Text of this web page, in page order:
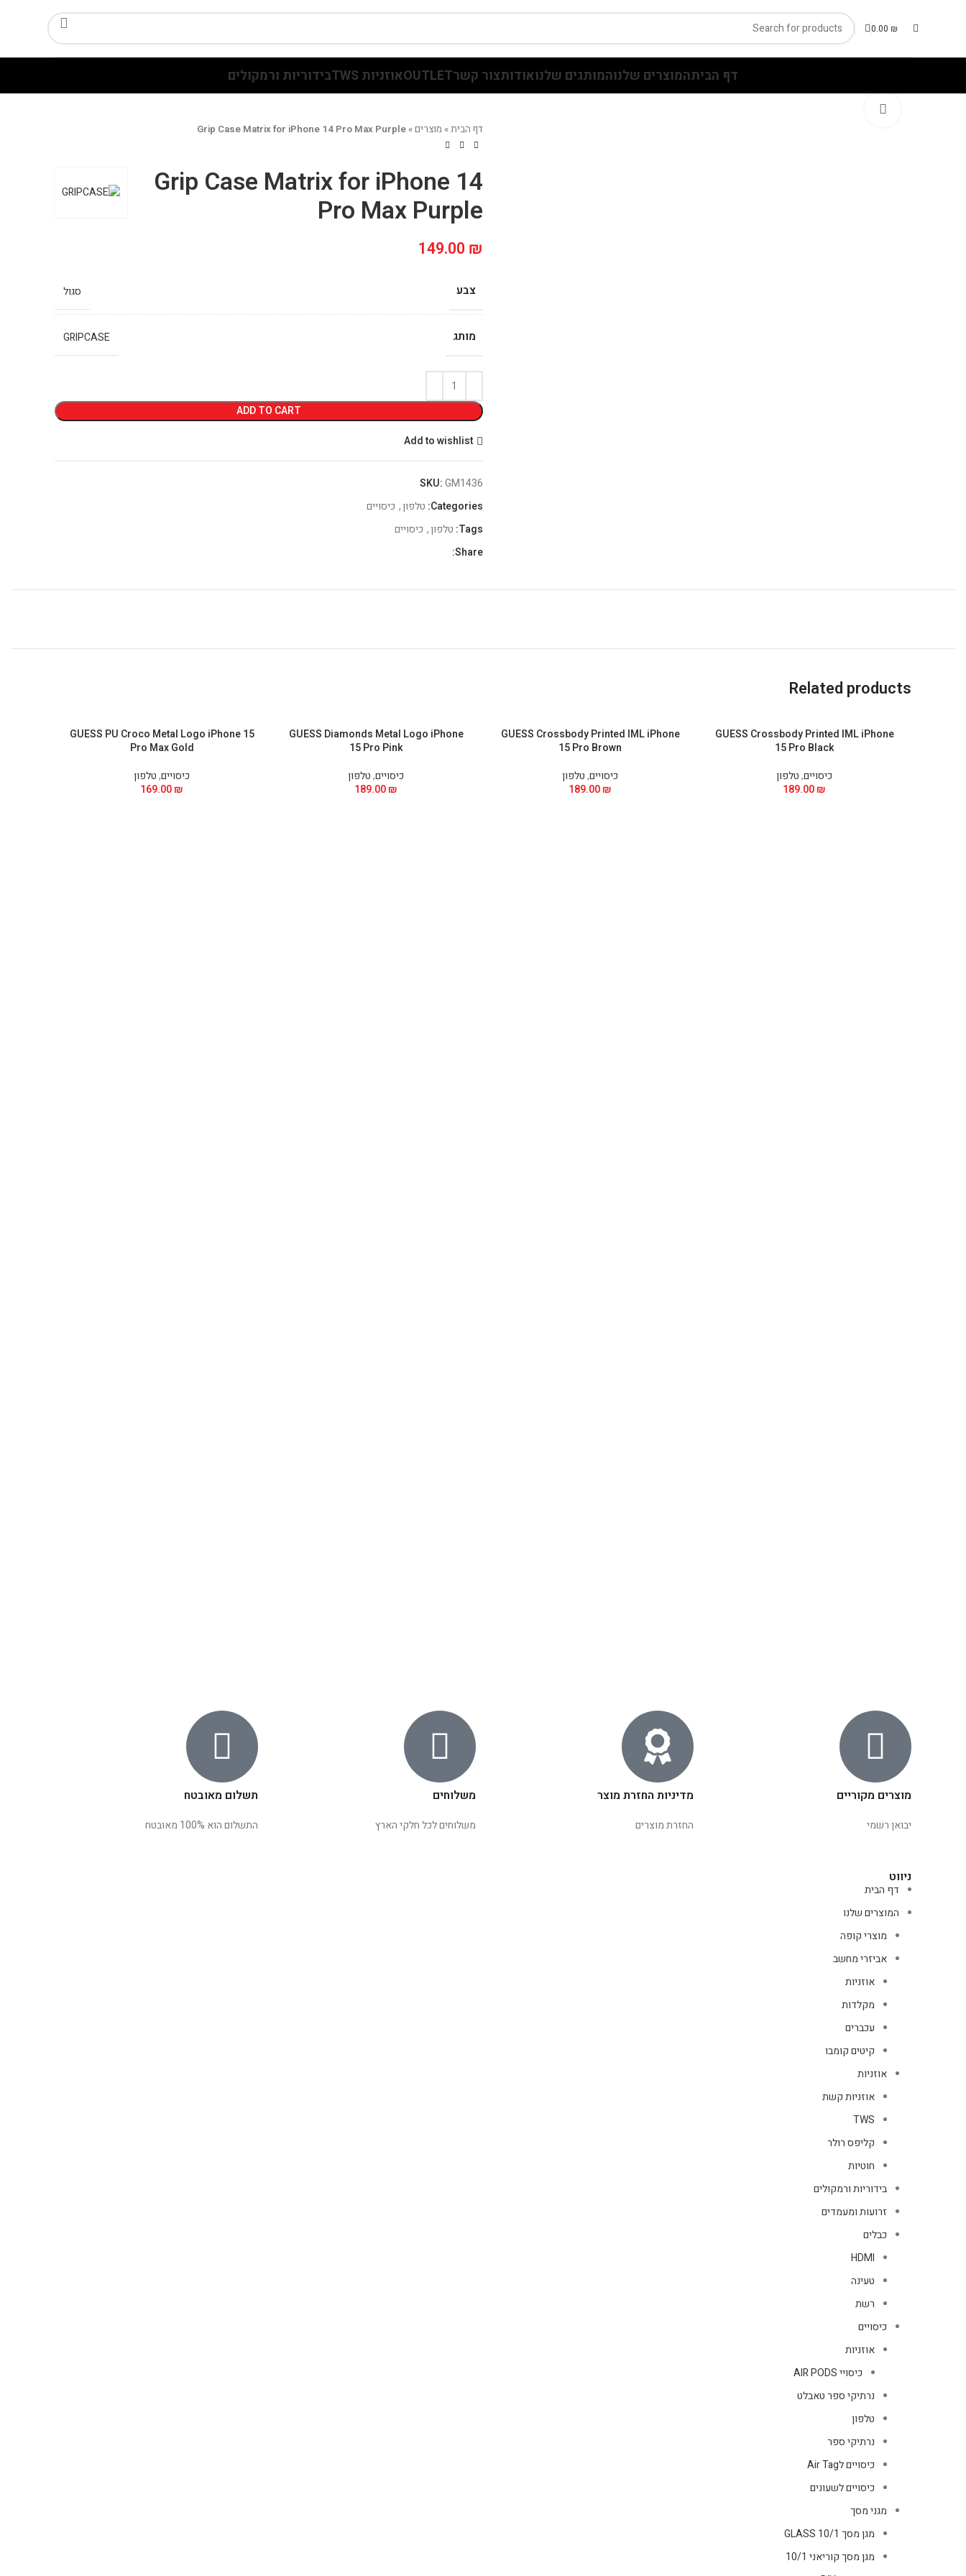
0.00 ₪
דף הביתהמוצרים שלנוהמותגים שלנואודותצור קשרOUTLETאוזניות TWS בידוריות ורמקולים
דף הבית» מוצרים»
Grip Case Matrix for iPhone 14 Pro Max Purple
Grip Case Matrix for iPhone 14
Pro Max Purple
149.00 ₪
צבע סגול
מותג GRIPCASE
ADD TO CART
Add to wishlist
SKU:GM1436
Categories: טלפון, כיסויים
Tags: טלפון, כיסויים
Share:
Related products
GUESS Crossbody Printed IML iPhone
15 Pro Black
כיסויים,טלפון
189.00₪
GUESS Crossbody Printed IML iPhone
15 Pro Brown
כיסויים,טלפון
189.00₪
GUESS Diamonds Metal Logo iPhone
15 Pro Pink
כיסויים,טלפון
189.00₪
GUESS PU Croco Metal Logo iPhone 15
Pro Max Gold
כיסויים,טלפון
169.00₪
מוצרים מקוריים
יבואן רשמי
מדיניות החזרת מוצר
החזרת מוצרים
משלוחים
משלוחים לכל חלקי הארץ
תשלום מאובטח
התשלום הוא 100% מאובטח
ניווט
דף הבית
המוצרים שלנו
מוצרי קופה
אביזרי מחשב
אוזניות
מקלדות
עכברים
קיטים קומבו
אוזניות
אוזניות קשת
TWS
קליפס רולר
חוטיות
בידוריות ורמקולים
זרועות ומעמדים
כבלים
HDMI
טעינה
רשת
כיסויים
אוזניות
כיסויי AIR PODS
נרתיקי ספר טאבלט
טלפון
נרתיקי ספר
כיסויים לAir Tag
כיסויים לשעונים
מגני מסך
מגן מסך GLASS 10/1
מגן מסך קוריאני 10/1